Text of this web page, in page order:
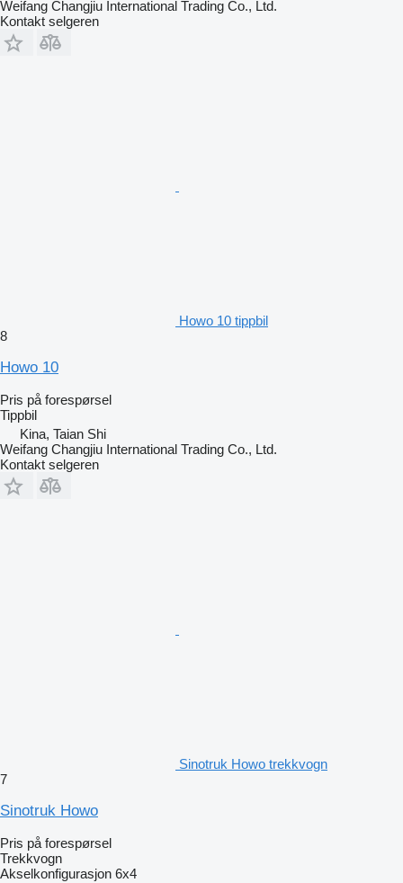
Weifang Changjiu International Trading Co., Ltd.
Kontakt selgeren
Howo 10 tippbil
8
Howo 10
Pris på forespørsel
Tippbil
Kina, Taian Shi
Weifang Changjiu International Trading Co., Ltd.
Kontakt selgeren
Sinotruk Howo trekkvogn
7
Sinotruk Howo
Pris på forespørsel
Trekkvogn
Akselkonfigurasjon 6x4